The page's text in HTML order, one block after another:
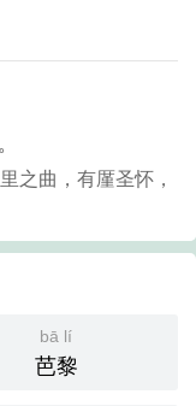
之曲，有厪圣怀，
bā lí
芭黎